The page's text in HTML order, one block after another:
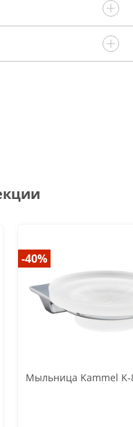
-40%
Мыльница Kammel K-